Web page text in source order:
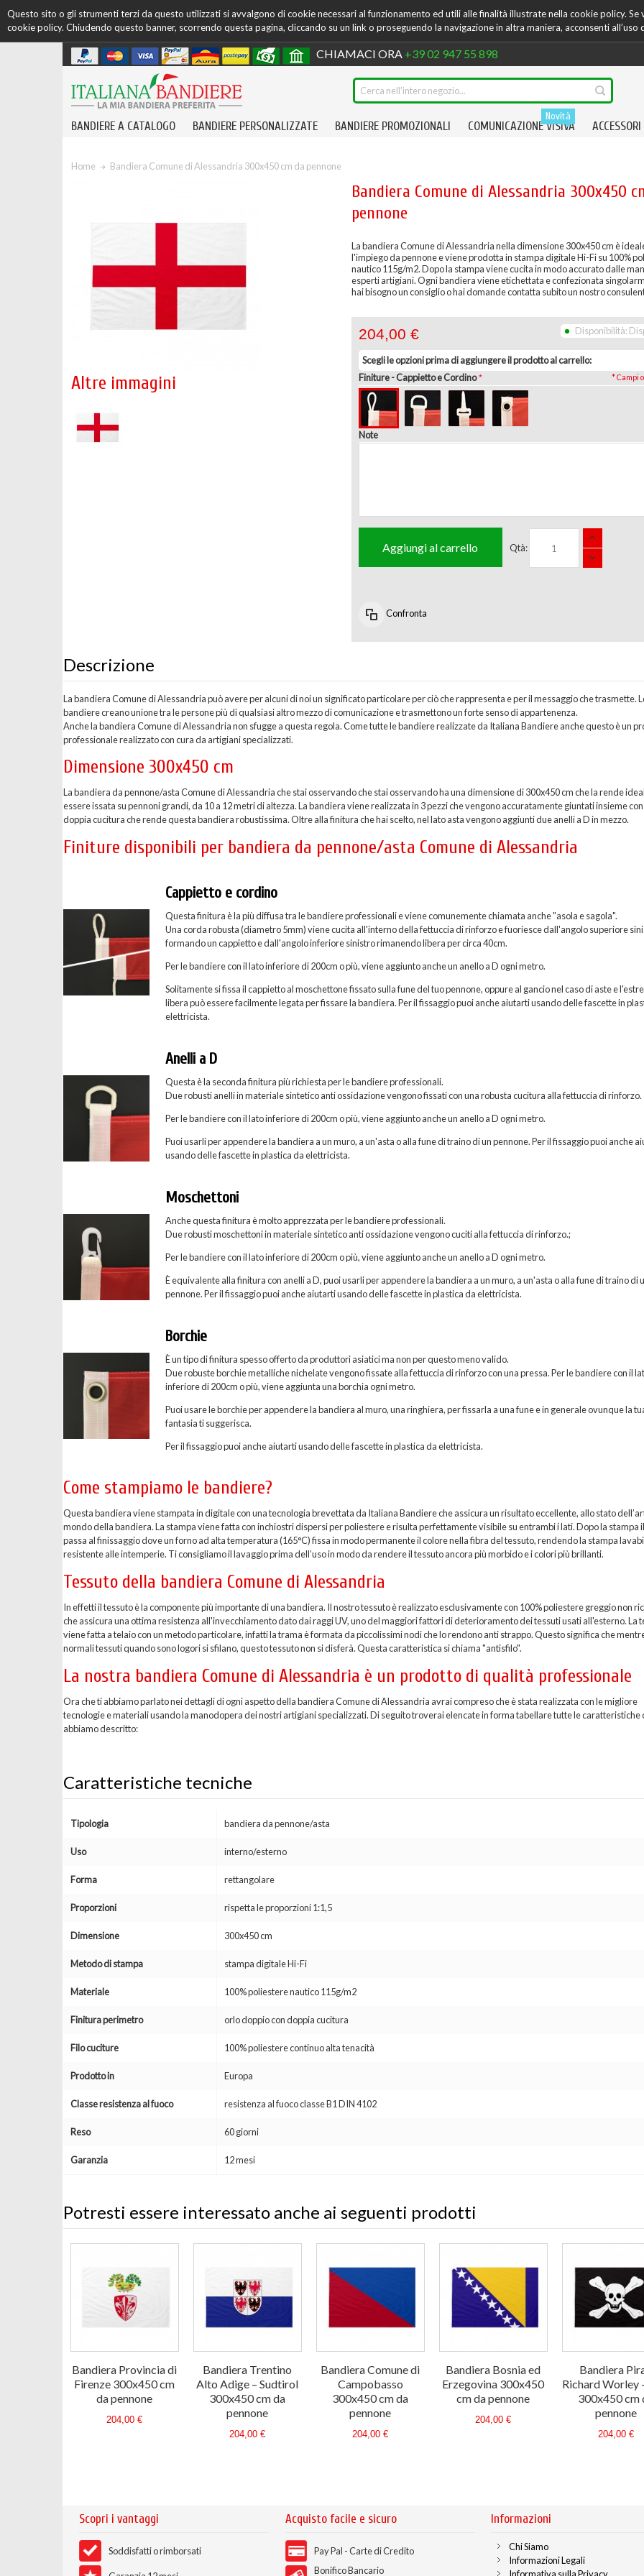
Questo sito o gli strumenti terzi da questo utilizzati si avvalgono di cookie necessari al funzionamento ed utili alle finalità illustrate nella cookie policy. Se
cookie policy. Chiudendo questo banner, scorrendo questa pagina, cliccando su un link o proseguendo la navigazione in altra maniera, acconsenti all’uso
CHIAMACI ORA +39 02 947 55 898
BANDIERE A CATALOGO BANDIERE PERSONALIZZATE BANDIERE PROMOZIONALI COMUNICAZIONE VISIVA
Novità
ACCESSORI
Home Bandiera Comune di Alessandria 300x450 cm da pennone
Altre immagini
Bandiera Comune di Alessandria 300x450
pennone
La bandiera Comune di Alessandria nella dimensione 300x450 cm è
l'impiego da pennone e viene prodotta in stampa digitale Hi-Fi su 100%
nautico 115g/m2. Dopo la stampa viene cucita in modo accurato dalle
esperti artigiani. Ogni bandiera viene etichettata e confezionata
hai bisogno un consiglio o hai domande contatta subito un nostro
Disponibilità:
204,00 €
Scegli le opzioni prima di aggiungere il prodotto al carrello:
Finiture- Cappietto e Cordino
Note
* Campi
Qtà:
Aggiungi al carrello
Confronta
Descrizione
La bandiera Comune di Alessandria può avere per alcuni di noi un significato particolare per ciò che rappresenta e per il messaggio che trasmette.
bandiere creano unione tra le persone più di qualsiasi altro mezzo di comunicazione e trasmettono un forte senso di appartenenza.
Anche la bandiera Comune di Alessandria non sfugge a questa regola. Come tutte le bandiere realizzate da Italiana Bandiere anche questo è un
professionale realizzato con cura da artigiani specializzati.
Dimensione 300x450 cm
La bandiera da pennone/asta Comune di Alessandria che stai osservando che stai osservando ha una dimensione di 300x450 cm che la rende
essere issata su pennoni grandi, da 10 a 12 metri di altezza. La bandiera viene realizzata in 3 pezzi che vengono accuratamente giuntati insieme
doppia cucitura che rende questa bandiera robustissima. Oltre alla finitura che hai scelto, nel lato asta vengono aggiunti due anelli a D in mezzo.
Finiture disponibili per bandiera da pennone/asta Comune di Alessandria
Cappietto e cordino
Questa finitura è la più diffusa tra le bandiere professionali e viene comunemente chiamata anche "asola e sagola".
Una corda robusta (diametro 5mm) viene cucita all'interno della fettuccia di rinforzo e fuoriesce dall'angolo superiore
formando un cappietto e dall'angolo inferiore sinistro rimanendo libera per circa 40cm.
Per le bandiere con il lato inferiore di 200cm o più, viene aggiunto anche un anello a D ogni metro.
Solitamente si fissa il cappietto al moschettone fissato sulla fune del tuo pennone, oppure al gancio nel caso di aste e
libera può essere facilmente legata per fissare la bandiera. Per il fissaggio puoi anche aiutarti usando delle fascette in
elettricista.
Anelli a D
Questa è la seconda finitura più richiesta per le bandiere professionali.
Due robusti anelli in materiale sintetico anti ossidazione vengono fissati con una robusta cucitura alla fettuccia di rinforzo.
Per le bandiere con il lato inferiore di 200cm o più, viene aggiunto anche un anello a D ogni metro.
Puoi usarli per appendere la bandiera a un muro, a un'asta o alla fune di traino di un pennone. Per il fissaggio puoi anche
usando delle fascette in plastica da elettricista.
Moschettoni
Anche questa finitura è molto apprezzata per le bandiere professionali.
Due robusti moschettoni in materiale sintetico anti ossidazione vengono cuciti alla fettuccia di rinforzo.;
Per le bandiere con il lato inferiore di 200cm o più, viene aggiunto anche un anello a D ogni metro.
È equivalente alla finitura con anelli a D, puoi usarli per appendere la bandiera a un muro, a un'asta o alla fune di traino di
pennone. Per il fissaggio puoi anche aiutarti usando delle fascette in plastica da elettricista.
Borchie
È un tipo di finitura spesso offerto da produttori asiatici ma non per questo meno valido.
Due robuste borchie metalliche nichelate vengono fissate alla fettuccia di rinforzo con una pressa. Per le bandiere con il
inferiore di 200cm o più, viene aggiunta una borchia ogni metro.
Puoi usare le borchie per appendere la bandiera al muro, una ringhiera, per fissarla a una fune e in generale ovunque la
fantasia ti suggerisca.
Per il fissaggio puoi anche aiutarti usando delle fascette in plastica da elettricista.
Come stampiamo le bandiere?
Questa bandiera viene stampata in digitale con una tecnologia brevettata da Italiana Bandiere che assicura un risultato eccellente, allo stato
mondo della bandiera. La stampa viene fatta con inchiostri dispersi per poliestere e risulta perfettamente visibile su entrambi i lati. Dopo la stampa
passa al finissaggio dove un forno ad alta temperatura (165°C) fissa in modo permanente il colore nella fibra del tessuto, rendendo la stampa
resistente alle intemperie. Ti consigliamo il lavaggio prima dell’uso in modo da rendere il tessuto ancora più morbido e i colori più brillanti.
Tessuto della bandiera Comune di Alessandria
In effetti il tessuto è la componente più importante di una bandiera. Il nostro tessuto è realizzato esclusivamente con 100% poliestere greggio non
che assicura una ottima resistenza all'invecchiamento dato dai raggi UV, uno del maggiori fattori di deterioramento dei tessuti usati all'esterno. La
viene fatta a telaio con un metodo particolare, infatti la trama è formata da piccolissimi nodi che lo rendono anti strappo. Questo significa che
normali tessuti quando sono logori si sfilano, questo tessuto non si disferà. Questa caratteristica si chiama "antisfilo".
La nostra bandiera Comune di Alessandria è un prodotto di qualità professionale
Ora che ti abbiamo parlato nei dettagli di ogni aspetto della bandiera Comune di Alessandria avrai compreso che è stata realizzata con le migliore
tecnologie e materiali usando la manodopera dei nostri artigiani specializzati. Di seguito troverai elencate in forma tabellare tutte le caratteristiche
abbiamo descritto:
Caratteristiche tecniche
Tipologia bandiera da pennone/asta
Uso interno/esterno
Forma rettangolare
Proporzioni rispetta le proporzioni 1:1,5
Dimensione 300x450 cm
Metodo di stampa stampa digitale Hi-Fi
Materiale 100% poliestere nautico 115g/m2
Finitura perimetro orlo doppio con doppia cucitura
Filo cuciture 100% poliestere continuo alta tenacità
Prodotto in Europa
Classe resistenza al fuoco resistenza al fuoco classe B1 DIN 4102
Reso 60 giorni
Garanzia 12 mesi
Potresti essere interessato anche ai seguenti prodotti
Bandiera Provincia di
Firenze 300x450 cm
da pennone
204,00 €
Bandiera Trentino
Alto Adige – Sudtirol
300x450 cm da
pennone
204,00 €
Bandiera Comune di
Campobasso
300x450 cm da
pennone
204,00 €
Bandiera Bosnia ed
Erzegovina 300x450
cm da pennone
204,00 €
Bandiera
Richard Worley
300x450 cm
pennone
204,00 €
Scopri i vantaggi
Soddisfatti o rimborsati
Acquisto facile e sicuro
Pay Pal - Carte di Credito
Bonifico Bancario
Informazioni
Chi Siamo
Informazioni Legali